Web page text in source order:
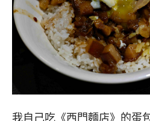
我自己吃《西門麵店》的蛋